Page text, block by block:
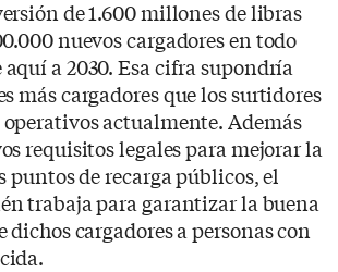
de 1.600 millones de libras
nuevos cargadores en todo
a 2030. Esa cifra supondría
más cargadores que los surtidores
actualmente. Además
requisitos legales para mejorar la
de recarga públicos, el
trabaja para garantizar la buena
cargadores a personas con